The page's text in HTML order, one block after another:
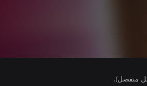
منفصل).